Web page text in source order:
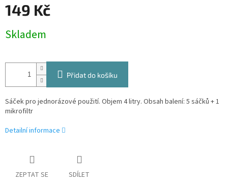
149 Kč
cena:
Skladem
Přidat do košíku
Sáček pro jednorázové použití. Objem 4 litry. Obsah balení: 5 sáčků + 1
mikrofiltr
Detailní informace
ZEPTAT SE SDÍLET